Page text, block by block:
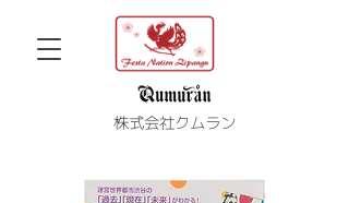
株式会社クムラン